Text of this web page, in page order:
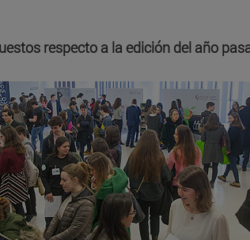
respecto a la edición del año